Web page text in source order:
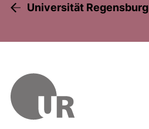
Universität Regensburg